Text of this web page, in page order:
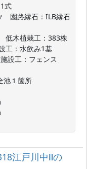
式
　園路縁石：ILB縁石
低木植栽工：383株
工：水飲み1基
設工：フェンス
池１箇所
江戸川中Ⅱの